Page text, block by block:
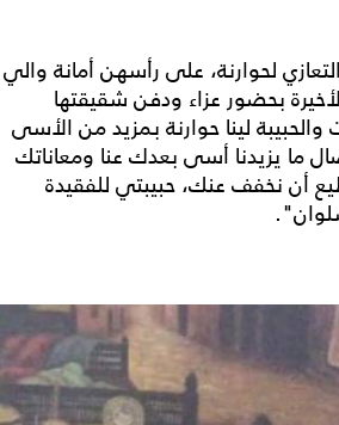
لحوارنة، على رأسهن ​أمانة والي​
بحضور عزاء ودفن شقيقتها
لينا حوارنة بمزيد من الأسى
ما يزيدنا أسى بعدك عنا ومعاناتك
أن نخفف عنك، حبيبتي للفقيدة